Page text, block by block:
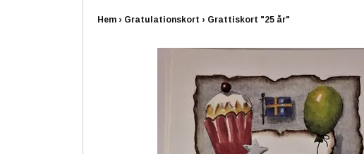
Hem › Gratulationskort › Grattiskort "25 år"